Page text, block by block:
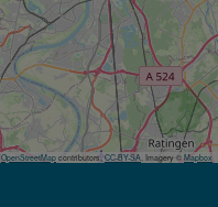
OpenStreetMap contributors, CC-BY-SA, Imagery © Mapbox